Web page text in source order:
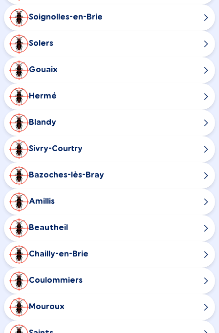
Soignolles-en-Brie
Solers
Gouaix
Hermé
Blandy
Sivry-Courtry
Bazoches-lès-Bray
Amillis
Beautheil
Chailly-en-Brie
Coulommiers
Mouroux